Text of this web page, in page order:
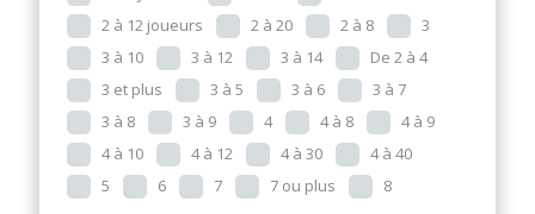
2 à 12 joueurs
2 à 20 2 à 8
3
3 à 10
3 à 12 3 à 14
De 2 à 4
3 et plus
3 à 5 3 à 6
3 à 7
3 à 8
3 à 9 4 4 à 8
4 à 9
4 à 10
4 à 12 4 à 30
4 à 40
5
6 7 7 ou plus 8